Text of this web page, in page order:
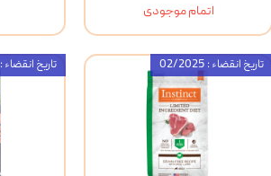
اتمام موجودی
تاریخ انقضاء : 02/2025 تاریخ انقضاء : 01/2024